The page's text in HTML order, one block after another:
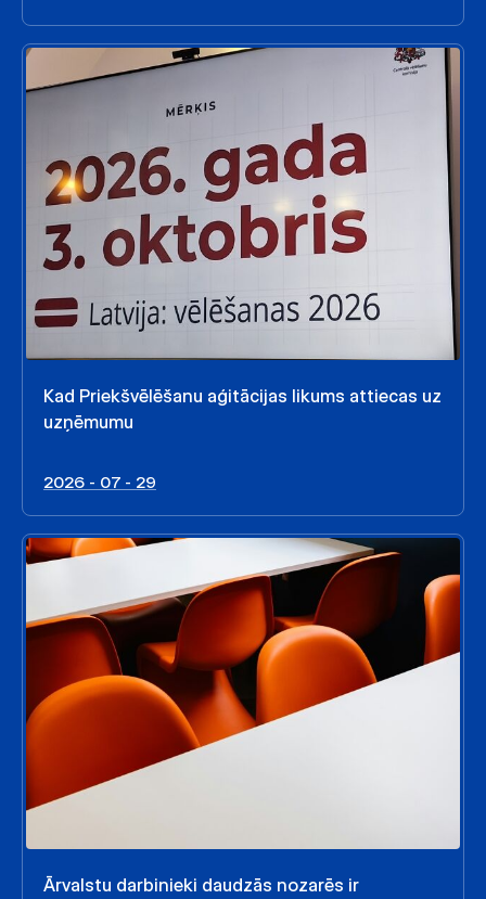
Kad Priekšvēlēšanu aģitācijas likums attiecas uz
uzņēmumu
2026 - 07 - 29
Ārvalstu darbinieki daudzās nozarēs ir